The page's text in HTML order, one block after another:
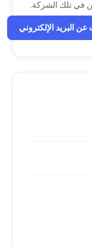
في تلك الشركة.
عن البريد الإلكتروني